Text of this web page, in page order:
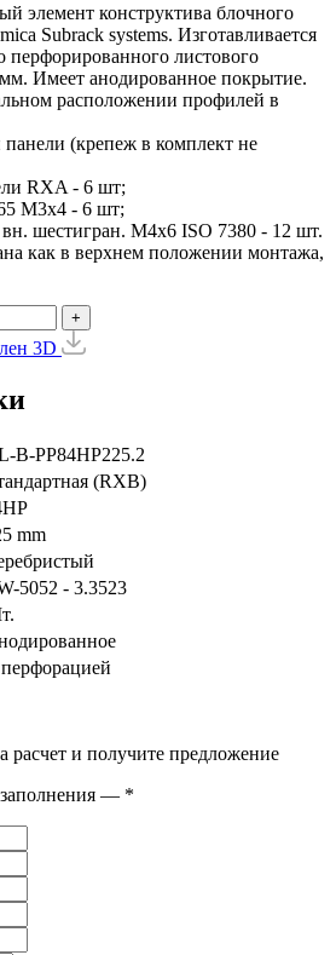
элемент конструктива блочного
Subrack systems. Изготавливается
перфорированного листового
Имеет анодированное покрытие.
расположении профилей в
(крепеж в комплект не
RXA - 6 шт;
М3х4 - 6 шт;
шестигран. М4x6 ISO 7380 - 12 шт.
как в верхнем положении монтажа,
+
3D
B-PP84HP225.2
(RXB)
mm
5052 - 3.3523
расчет и получите предложение
заполнения — *